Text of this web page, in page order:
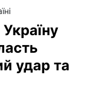
удар та